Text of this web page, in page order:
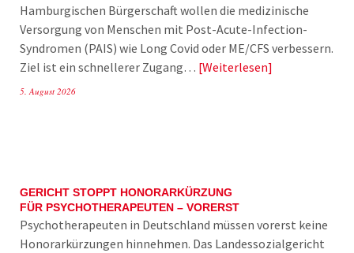
Hamburgischen Bürgerschaft wollen die medizinische
Versorgung von Menschen mit Post-Acute-Infection-
Syndromen (PAIS) wie Long Covid oder ME/CFS verbessern.
Ziel ist ein schnellerer Zugang… Weiterlesen
5. August 2026
GERICHT STOPPT HONORARKÜRZUNG
FÜR PSYCHOTHERAPEUTEN – VORERST
Psychotherapeuten in Deutschland müssen vorerst keine
Honorarkürzungen hinnehmen. Das Landessozialgericht